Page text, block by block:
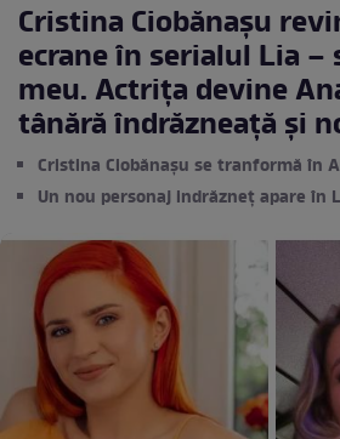
Cristina Ciobănașu
ecrane în serialul Lia
meu. Actrița devine
tânără îndrăzneață și
Cristina Ciobănașu se tranformă în
Un nou personaj indrăzneț apare în